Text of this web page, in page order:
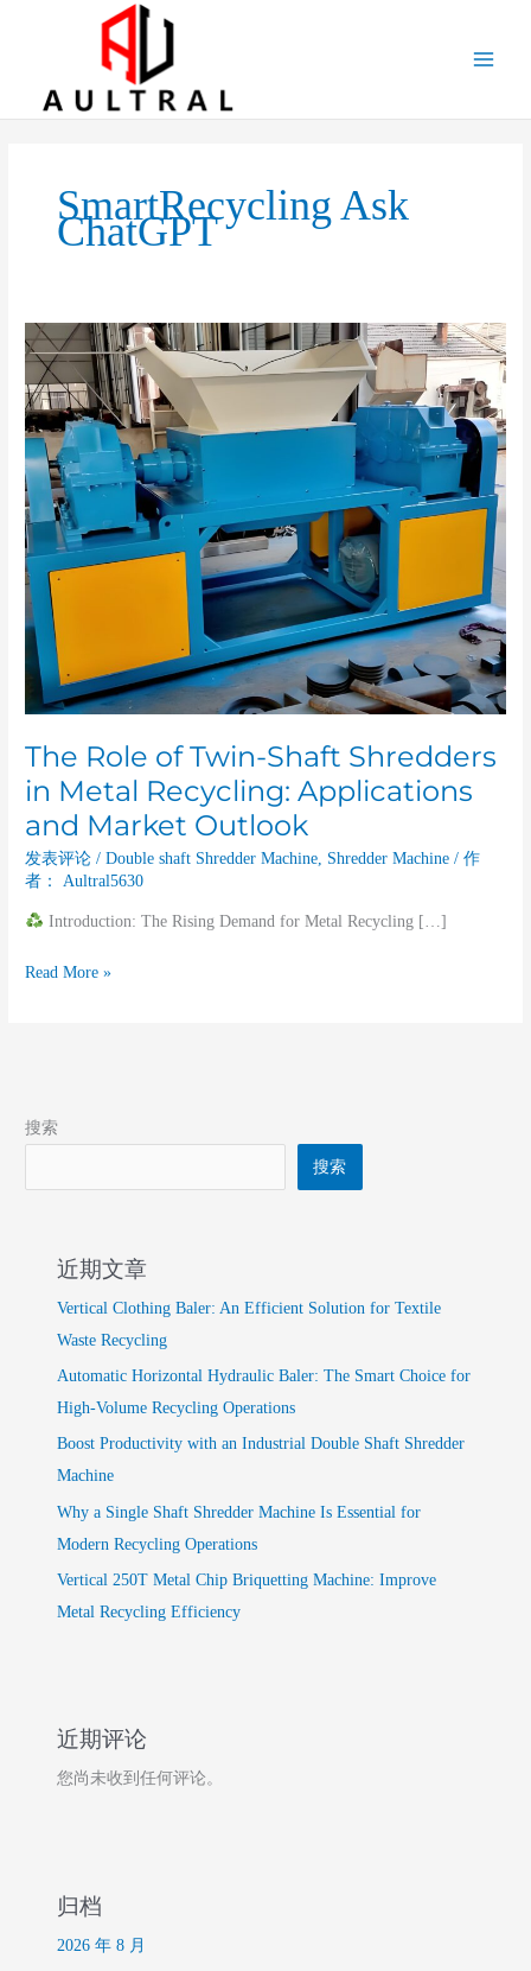
SmartRecycling Ask
ChatGPT
The Role of Twin-Shaft Shredders
in Metal Recycling: Applications
and Market Outlook
发表评论 /Double shaft Shredder Machine, Shredder Machine / 作
者：
Aultral5630
Introduction: The Rising Demand for Metal Recycling […]
The
Role
of
Twin-
Shaft
Shredders
in
Metal
Recycling:
Applications
and
Market
Outlook
Read More »
搜索
搜索
近期文章
Vertical Clothing Baler: An Efficient Solution for Textile
Waste Recycling
Automatic Horizontal Hydraulic Baler: The Smart Choice for
High-Volume Recycling Operations
Boost Productivity with an Industrial Double Shaft Shredder
Machine
Why a Single Shaft Shredder Machine Is Essential for
Modern Recycling Operations
Vertical 250T Metal Chip Briquetting Machine: Improve
Metal Recycling Efficiency
近期评论
您尚未收到任何评论。
归档
2026 年 8 月